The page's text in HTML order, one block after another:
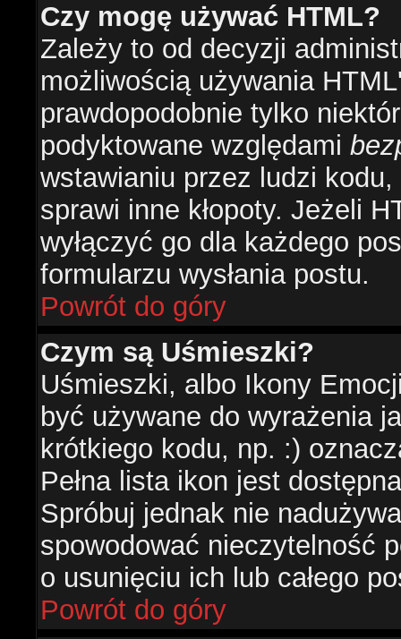
Czy mogę używać HTML?
Zależy to od decyzji
możliwością używania
prawdopodobnie tylko
podyktowane względami
wstawianiu przez ludzi
sprawi inne kłopoty. Jeżeli
wyłączyć go dla każdego
formularzu wysłania postu.
Powrót do góry
Czym są Uśmieszki?
Uśmieszki, albo Ikony
być używane do wyrażenia
krótkiego kodu, np. :)
Pełna lista ikon jest
Spróbuj jednak nie
spowodować nieczytelność
o usunięciu ich lub całego
Powrót do góry